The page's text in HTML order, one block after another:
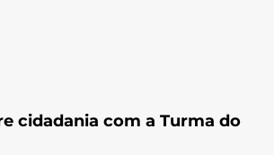
cidadania com a Turma do